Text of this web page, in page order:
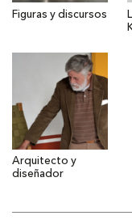
Figuras y discursos
Arquitecto y
diseñador